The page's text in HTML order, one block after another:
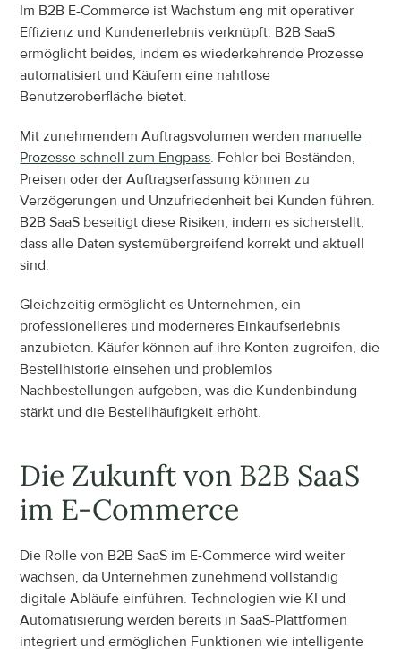
Im B2B E-Commerce ist Wachstum eng mit operativer
Effizienz und Kundenerlebnis verknüpft. B2B SaaS
ermöglicht beides, indem es wiederkehrende Prozesse
automatisiert und Käufern eine nahtlose
Benutzeroberfläche bietet.
Mit zunehmendem Auftragsvolumen werden manuelle
Prozesse schnell zum Engpass. Fehler bei Beständen,
Preisen oder der Auftragserfassung können zu
Verzögerungen und Unzufriedenheit bei Kunden führen.
B2B SaaS beseitigt diese Risiken, indem es sicherstellt,
dass alle Daten systemübergreifend korrekt und aktuell
sind.
Gleichzeitig ermöglicht es Unternehmen, ein
professionelleres und moderneres Einkaufserlebnis
anzubieten. Käufer können auf ihre Konten zugreifen, die
Bestellhistorie einsehen und problemlos
Nachbestellungen aufgeben, was die Kundenbindung
stärkt und die Bestellhäufigkeit erhöht.
Die Zukunft von B2B SaaS
im E-Commerce
Die Rolle von B2B SaaS im E-Commerce wird weiter
wachsen, da Unternehmen zunehmend vollständig
digitale Abläufe einführen. Technologien wie KI und
Automatisierung werden bereits in SaaS-Plattformen
integriert und ermöglichen Funktionen wie intelligente